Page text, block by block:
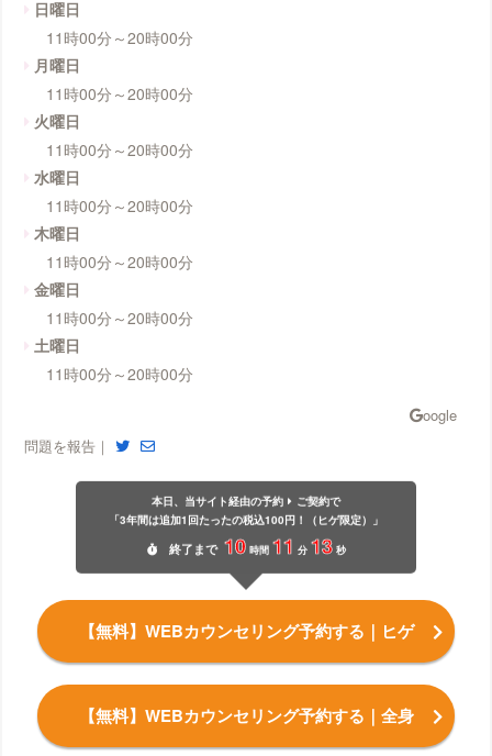
日曜日
11時00分～20時00分
月曜日
11時00分～20時00分
火曜日
11時00分～20時00分
水曜日
11時00分～20時00分
木曜日
11時00分～20時00分
金曜日
11時00分～20時00分
土曜日
11時00分～20時00分
問題を報告｜
本日、当サイト経由の予約
ご契約で
「3年間は追加1回たったの税込100円！（ヒゲ限定）」
終了 まで 10 時間 11 分 12 秒
【無料】WEBカウンセリング予約する ｜ヒゲ
【無料】WEBカウンセリング予約する ｜全身